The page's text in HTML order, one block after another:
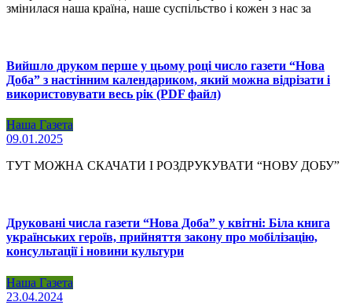
змінилася наша країна, наше суспільство і кожен з нас за
Вийшло друком перше у цьому році число газети “Нова
Доба” з настінним календариком, який можна відрізати і
використовувати весь рік (PDF файл)
Наша Газета
09.01.2025
ТУТ МОЖНА СКАЧАТИ І РОЗДРУКУВАТИ “НОВУ ДОБУ”
Друковані числа газети “Нова Доба” у квітні: Біла книга
українських героїв, прийняття закону про мобілізацію,
консультації і новини культури
Наша Газета
23.04.2024